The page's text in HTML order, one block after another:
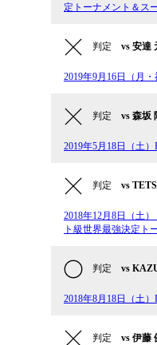
定トーナメント＆ス
判定 vs 安達
2019年9月16日（月
判定 vs 森坂
2019年5月18日（土）
判定 vs
2018年12月8日（土
ト級世界最強決定ト
判定 vs
2018年8月18日（土
判定 vs 伊藤